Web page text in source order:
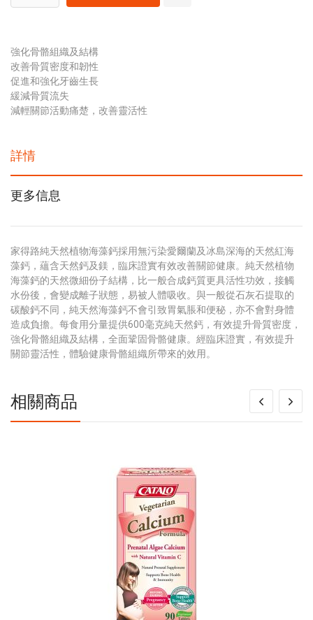
強化骨骼組織及結構
改善骨質密度和韌性
促進和強化牙齒生長
緩減骨質流失
減輕關節活動痛楚，改善靈活性
詳情
更多信息
家得路純天然植物海藻鈣採用無污染愛爾蘭及冰島深海的天然紅海
藻鈣，蘊含天然鈣及鎂，臨床證實有效改善關節健康。純天然植物
海藻鈣的天然微細份子結構，比一般合成鈣質更具活性功效，接觸
水份後，會變成離子狀態，易被人體吸收。與一般從石灰石提取的
碳酸鈣不同，純天然海藻鈣不會引致胃氣脹和便秘，亦不會對身體
造成負擔。每食用分量提供600毫克純天然鈣，有效提升骨質密度，
強化骨骼組織及結構，全面鞏固骨骼健康。經臨床證實，有效提升
關節靈活性，體驗健康骨骼組織所帶來的效用。
相關商品